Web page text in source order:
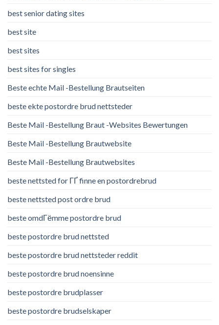
best senior dating sites
best site
best sites
best sites for singles
Beste echte Mail -Bestellung Brautseiten
beste ekte postordre brud nettsteder
Beste Mail -Bestellung Braut -Websites Bewertungen
Beste Mail -Bestellung Brautwebsite
Beste Mail -Bestellung Brautwebsites
beste nettsted for ГҐ finne en postordrebrud
beste nettsted post ordre brud
beste omdГёmme postordre brud
beste postordre brud nettsted
beste postordre brud nettsteder reddit
beste postordre brud noensinne
beste postordre brudplasser
beste postordre brudselskaper